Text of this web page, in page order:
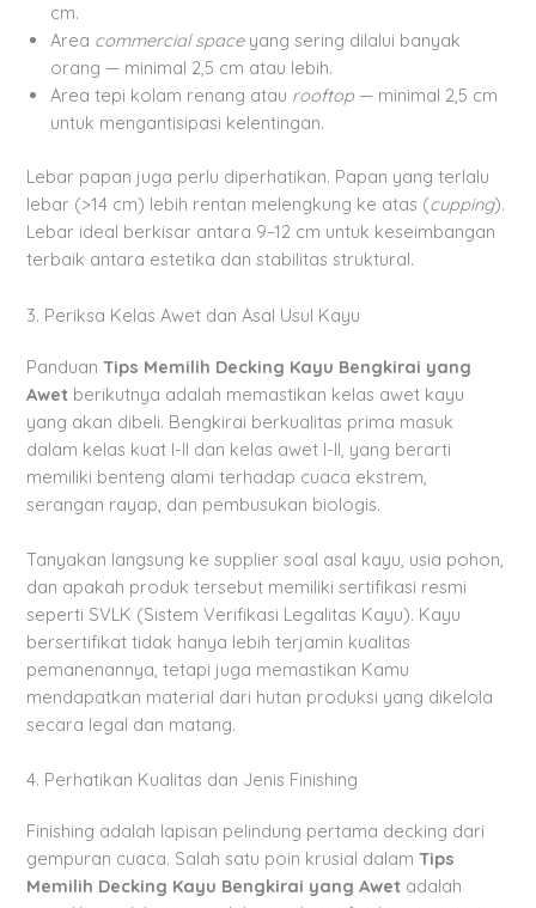
cm.
Area commercial spaceyang sering dilalui banyak
orang — minimal 2,5 cm atau lebih.
Area tepi kolam renang atau rooftop — minimal 2,5 cm
untuk mengantisipasi kelentingan.
Lebar papan juga perlu diperhatikan. Papan yang terlalu
lebar (>14 cm) lebih rentan melengkung ke atas (cupping).
Lebar ideal berkisar antara 9–12 cm untuk keseimbangan
terbaik antara estetika dan stabilitas struktural.
3. Periksa Kelas Awet dan Asal Usul Kayu
PanduanTips Memilih Decking Kayu Bengkirai yang
Awet berikutnya adalah memastikan kelas awet kayu
yang akan dibeli. Bengkirai berkualitas prima masuk
dalam kelas kuat I-II dan kelas awet I-II, yang berarti
memiliki benteng alami terhadap cuaca ekstrem,
serangan rayap, dan pembusukan biologis.
Tanyakan langsung ke supplier soal asal kayu, usia pohon,
dan apakah produk tersebut memiliki sertifikasi resmi
seperti SVLK (Sistem Verifikasi Legalitas Kayu). Kayu
bersertifikat tidak hanya lebih terjamin kualitas
pemanenannya, tetapi juga memastikan Kamu
mendapatkan material dari hutan produksi yang dikelola
secara legal dan matang.
4. Perhatikan Kualitas dan Jenis Finishing
Finishing adalah lapisan pelindung pertama decking dari
gempuran cuaca. Salah satu poin krusial dalamTips
Memilih Decking Kayu Bengkirai yang Awet adalah